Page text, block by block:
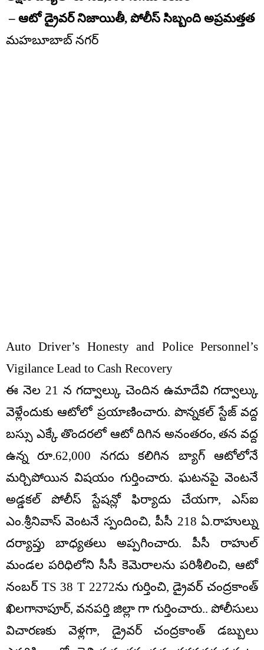
– ఆటో డ్రైవర్ నిజాయితీ, పోలీస్ సిబ్బంది అప్రమత్తత
మహబూబాబ్ నగర్
Auto Driver’s Honesty and Police Personnel’s
Vigilance Lead to Cash Recovery
ఈ నెల 21 న గద్వాల్కు చెందిన ఉమాదేవి గద్వాల్కు
వెళ్లేందుకు ఆటోలో ప్రయాణించారు. పొన్నకల్ స్టేజ్ వద్ద
బస్సు ఎక్కే తొందరలో ఆటో దిగిన అనంతరం, తన వద్ద
ఉన్న రూ.62,000 నగదు కలిగిన బ్యాగ్ ఆటోలోనే
మర్చిపోయిన విషయం గుర్తించారు. ఘటనపై వెంటనే
అడ్డకల్ పోలీస్ స్టేషన్లో ఫిర్యాదు చేయగా, ఎస్ఐ
ఎం.శ్రీనివాస్ వెంటనే స్పందించి, పీసీ 218 ఏ.రాహుల్ను
దర్యాప్తు బాధ్యతలు అప్పగించారు. పీసీ రాహుల్
మండల పరిధిలోని సీసీ కెమెరాలను పరిశీలించి, ఆటో
నంబర్ TS 38 T 2272ను గుర్తించి, డ్రైవర్ చంద్రకాంత్
ఖిలగానాపూర్, వనపర్తి జిల్లా గా గుర్తించారు.. పోలీసులు
విచారణకు వెళ్లగా, డ్రైవర్ చంద్రకాంత్ డబ్బులు